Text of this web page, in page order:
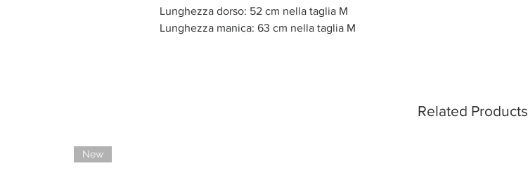
Lunghezza dorso: 52 cm nella taglia M
Lunghezza manica: 63 cm nella taglia M
Related Products
New